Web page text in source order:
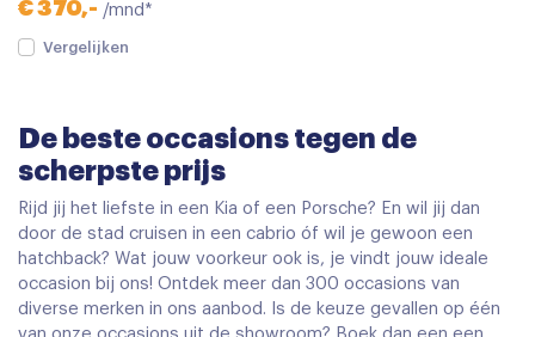
€ 370,- /mnd*
Vergelijken
De beste occasions tegen de
scherpste prijs
Rijd jij het liefste in een Kia of een Porsche? En wil jij dan
door de stad cruisen in een cabrio óf wil je gewoon een
hatchback? Wat jouw voorkeur ook is, je vindt jouw ideale
occasion bij ons! Ontdek meer dan 300 occasions van
diverse merken in ons aanbod. Is de keuze gevallen op één